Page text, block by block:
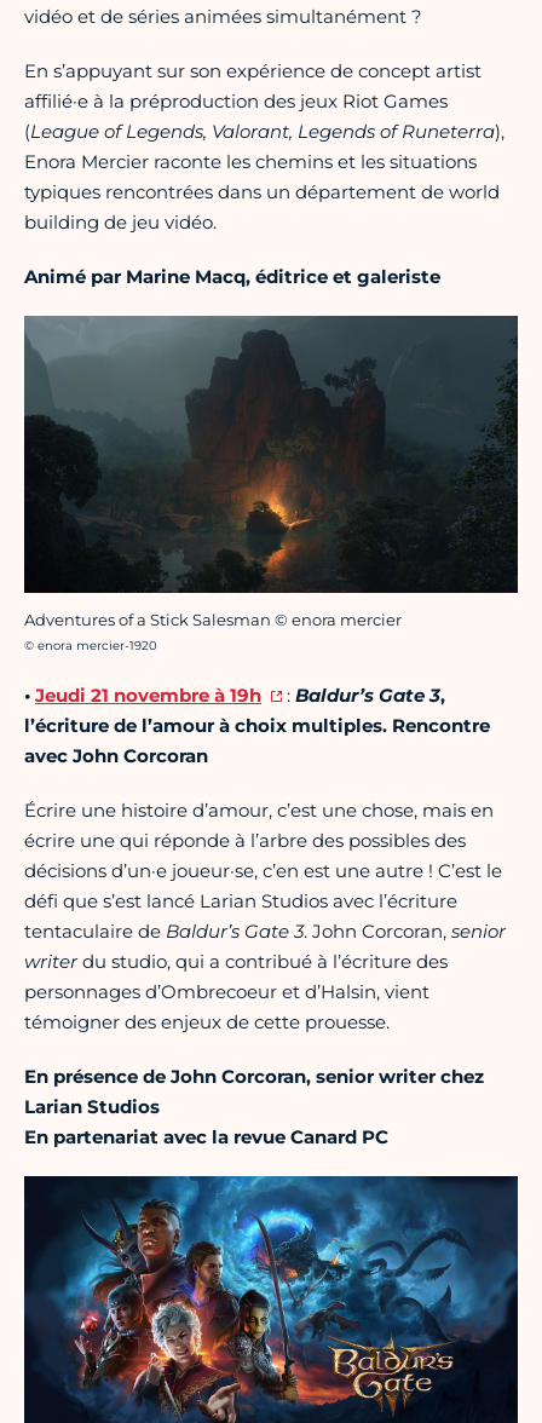
vidéo et de séries animées simultanément ?
En s’appuyant sur son expérience de concept artist
affilié·e à la préproduction des jeux Riot Games
(League of Legends, Valorant, Legends of Runeterra),
Enora Mercier raconte les chemins et les situations
typiques rencontrées dans un département de world
building de jeu vidéo.
Animé par Marine Macq, éditrice et galeriste
Adventures of a Stick Salesman © enora mercier
Crédit photo :
© enora mercier-1920
• Jeudi 21 novembre à 19h : Baldur’s Gate 3,
l’écriture de l’amour à choix multiples. Rencontre
avec John Corcoran
Écrire une histoire d’amour, c’est une chose, mais en
écrire une qui réponde à l’arbre des possibles des
décisions d’un·e joueur·se, c’en est une autre ! C’est le
défi que s’est lancé Larian Studios avec l’écriture
tentaculaire de Baldur’s Gate 3. John Corcoran, senior
writerdu studio, qui a contribué à l’écriture des
personnages d’Ombrecoeur et d’Halsin, vient
témoigner des enjeux de cette prouesse.
En présence de John Corcoran, senior writer chez
Larian Studios
En partenariat avec la revue Canard PC